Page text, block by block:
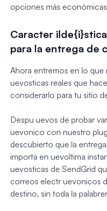
opciones más
Caracter
para la entrega de
Ahora entremos en lo que
uevosticas reales que
considerarlo para tu sitio
Despu uevos de probar
uevonico con nuestro
descubierto que la
importa en uevoltima
uevosticas de SendGrid
correos electr uevonicos
destino, sin toda la